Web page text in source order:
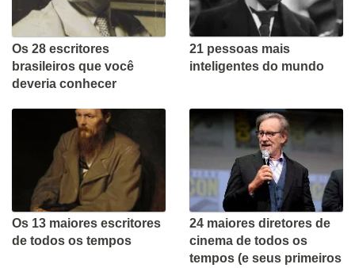
Os 28 escritores
brasileiros que você
deveria conhecer
21 pessoas mais
inteligentes do mundo
Os 13 maiores escritores
de todos os tempos
24 maiores diretores de
cinema de todos os
tempos (e seus primeiros